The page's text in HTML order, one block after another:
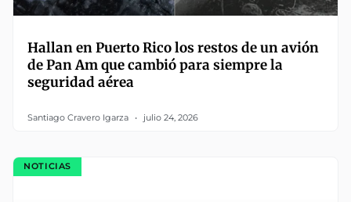
Hallan en Puerto Rico los restos de un avión
de Pan Am que cambió para siempre la
seguridad aérea
Santiago Cravero Igarza julio 24, 2026
NOTICIAS